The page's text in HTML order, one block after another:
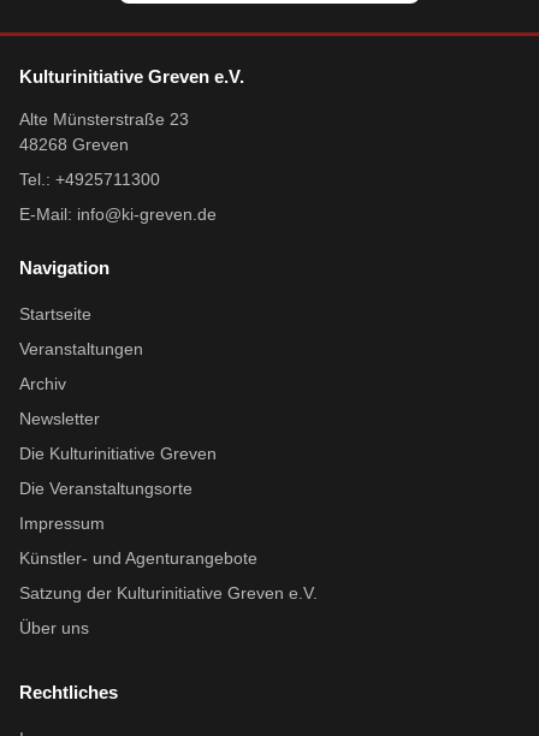
Kulturinitiative Greven e.V.
Alte Münsterstraße 23
48268 Greven
Tel.: +4925711300
E-Mail: info@ki-greven.de
Navigation
Startseite
Veranstaltungen
Archiv
Newsletter
Die Kulturinitiative Greven
Die Veranstaltungsorte
Impressum
Künstler- und Agenturangebote
Satzung der Kulturinitiative Greven e.V.
Über uns
Rechtliches